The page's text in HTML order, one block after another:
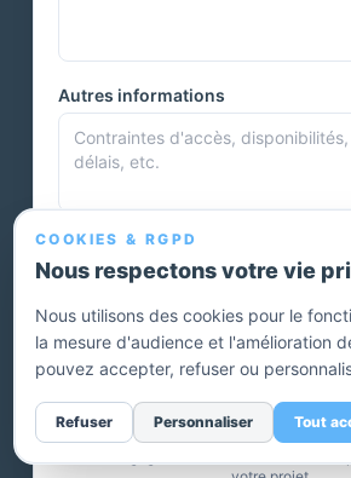
Autres informations
Photos et documents
Vous pouvez joindre plusieurs photos ou
Envoyer ma demande —
COOKIES & RGPD
Nous respectons votre vie
Nous utilisons des cookies pour le
la mesure d'audience et l'amélioration
pouvez accepter, refuser ou
Refuser Personnaliser Tout